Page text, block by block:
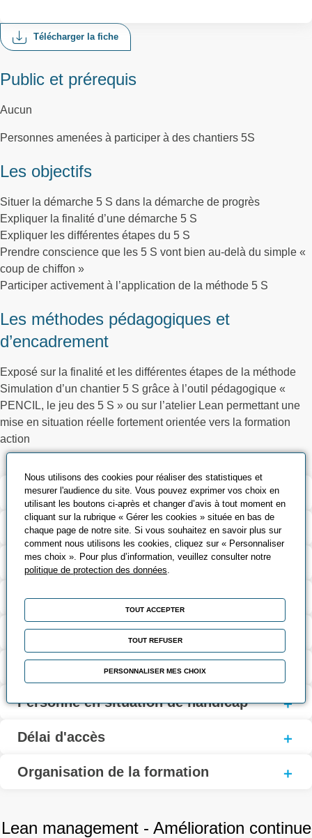
Télécharger la fiche
Public et prérequis
Aucun
Personnes amenées à participer à des chantiers 5S
Les objectifs
Situer la démarche 5 S dans la démarche de progrès
Expliquer la finalité d’une démarche 5 S
Expliquer les différentes étapes du 5 S
Prendre conscience que les 5 S vont bien au-delà du simple «
coup de chiffon »
Participer activement à l’application de la méthode 5 S
Les méthodes pédagogiques et
d’encadrement
Exposé sur la finalité et les différentes étapes de la méthode
Simulation d’un chantier 5 S grâce à l’outil pédagogique «
PENCIL, le jeu des 5 S » ou sur l’atelier Lean permettant une
mise en situation réelle fortement orientée vers la formation
action
Validation et certification
Contenu de la formation
Modalités d’évaluation
Contact
Coût et financement
Modalités d'inscription
Personne en situation de handicap
Délai d'accès
Organisation de la formation
Lean management - Amélioration continue
Nous utilisons des cookies pour réaliser des statistiques et
mesurer l'audience du site. Vous pouvez exprimer vos choix en
utilisant les boutons ci-après et changer d’avis à tout moment en
cliquant sur la rubrique « Gérer les cookies » située en bas de
chaque page de notre site. Si vous souhaitez en savoir plus sur
comment nous utilisons les cookies, cliquez sur « Personnaliser
mes choix ». Pour plus d’information, veuillez consulter notre
politique de protection des données
TOUT ACCEPTER
TOUT REFUSER
PERSONNALISER MES CHOIX